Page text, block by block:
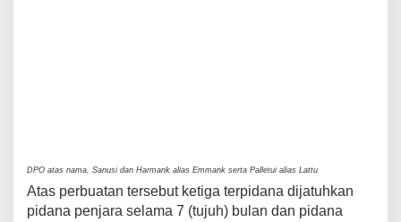
DPO atas nama, Sanusi dan Harmank alias Emmank serta Palletui alias Lattu
Atas perbuatan tersebut ketiga terpidana dijatuhkan
pidana penjara selama 7 (tujuh) bulan dan pidana